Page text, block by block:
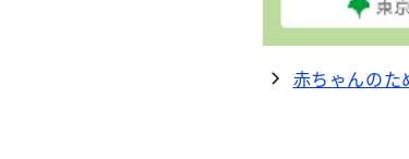
赤ちゃんのた